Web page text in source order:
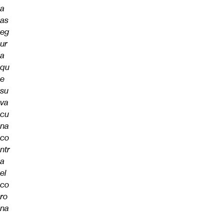
a
as
eg
ur
a
qu
e
su
va
cu
na
co
ntr
a
el
co
ro
na